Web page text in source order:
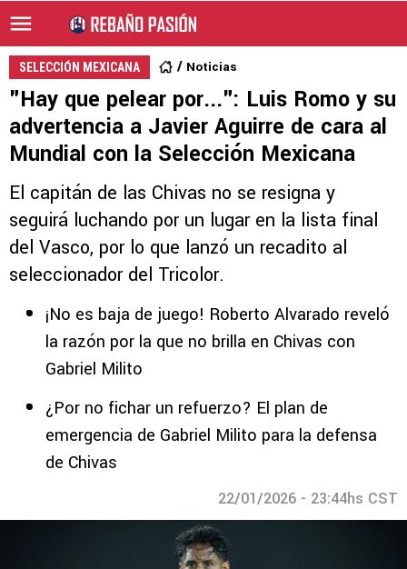
SELECCIÓN MEXICANA Noticias
"Hay que pelear por...": Luis Romo y su
advertencia a Javier Aguirre de cara al
Mundial con la Selección Mexicana
El capitán de las Chivas no se resigna y
seguirá luchando por un lugar en la lista final
del Vasco, por lo que lanzó un recadito al
seleccionador del Tricolor.
¡No es baja de juego! Roberto Alvarado reveló
la razón por la que no brilla en Chivas con
Gabriel Milito
¿Por no fichar un refuerzo? El plan de
emergencia de Gabriel Milito para la defensa
de Chivas
22/01/2026 - 23:44hs CST